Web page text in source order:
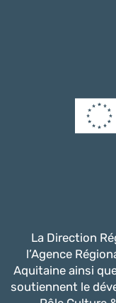
La Direction
l’Agence
Aquitaine ainsi
soutiennent le